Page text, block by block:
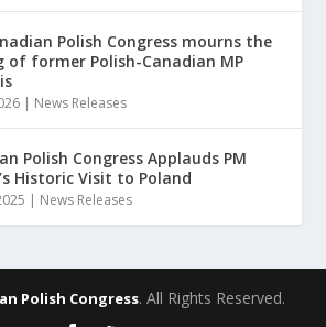
Polish Congress mourns the
of former Polish-Canadian MP
| News Releases
Polish Congress Applauds PM
Historic Visit to Poland
| News Releases
Polish Congress. All Rights Reserved.